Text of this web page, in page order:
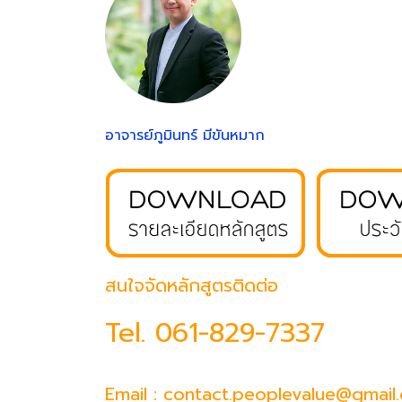
อาจารย์ภูมินทร์ มีขันหมาก
สนใจจัดหลักสูตรติดต่อ
Tel. 061-829-7337
Email :